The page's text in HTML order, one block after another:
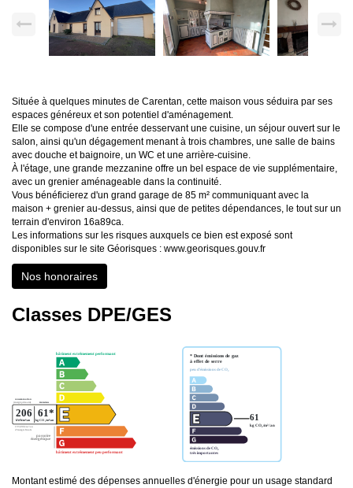
Située à quelques minutes de Carentan, cette maison vous séduira par ses
espaces généreux et son potentiel d'aménagement.
Elle se compose d'une entrée desservant une cuisine, un séjour ouvert sur le
salon, ainsi qu'un dégagement menant à trois chambres, une salle de bains
avec douche et baignoire, un WC et une arrière-cuisine.
À l'étage, une grande mezzanine offre un bel espace de vie supplémentaire,
avec un grenier aménageable dans la continuité.
Vous bénéficierez d'un grand garage de 85 m² communiquant avec la
maison + grenier au-dessus, ainsi que de petites dépendances, le tout sur un
terrain d'environ 16a89ca.
Les informations sur les risques auxquels ce bien est exposé sont
disponibles sur le site Géorisques : www.georisques.gouv.fr
Nos honoraires
Classes DPE/GES
Montant estimé des dépenses annuelles d'énergie pour un usage standard